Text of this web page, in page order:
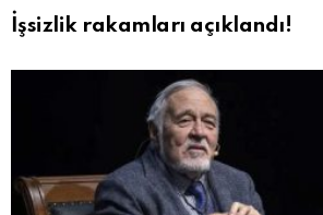
İşsizlik rakamları açıklandı!